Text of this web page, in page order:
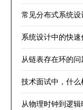
常见分布式系统设
系统设计中的快速
从链表存在环的问
技术面试中，什么
从物理时钟到逻辑